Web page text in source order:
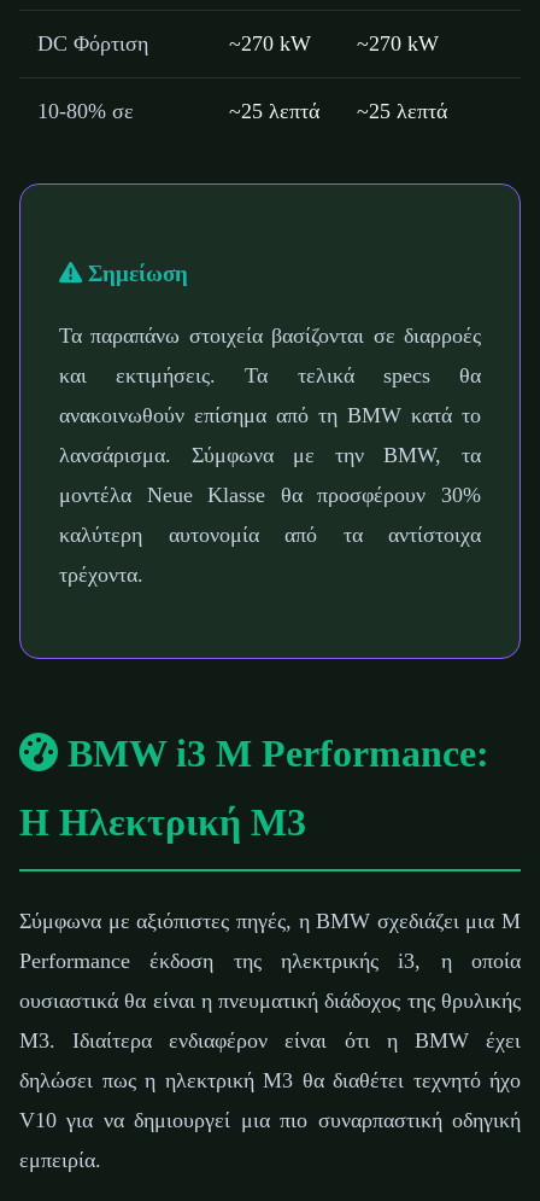
DC Φόρτιση ~270 kW ~270 kW
10-80% σε ~25 λεπτά ~25 λεπτά
Σημείωση
Τα παραπάνω στοιχεία βασίζονται σε διαρροές
και εκτιμήσεις. Τα τελικά specs θα
ανακοινωθούν επίσημα από τη BMW κατά το
λανσάρισμα. Σύμφωνα με την BMW, τα
μοντέλα Neue Klasse θα προσφέρουν 30%
καλύτερη αυτονομία από τα αντίστοιχα
τρέχοντα.
BMW i3 M Performance:
Η Ηλεκτρική M3
Σύμφωνα με αξιόπιστες πηγές, η BMW σχεδιάζει μια M
Performance έκδοση της ηλεκτρικής i3, η οποία
ουσιαστικά θα είναι η πνευματική διάδοχος της θρυλικής
M3. Ιδιαίτερα ενδιαφέρον είναι ότι η BMW έχει
δηλώσει πως η ηλεκτρική M3 θα διαθέτει τεχνητό ήχο
V10 για να δημιουργεί μια πιο συναρπαστική οδηγική
εμπειρία.